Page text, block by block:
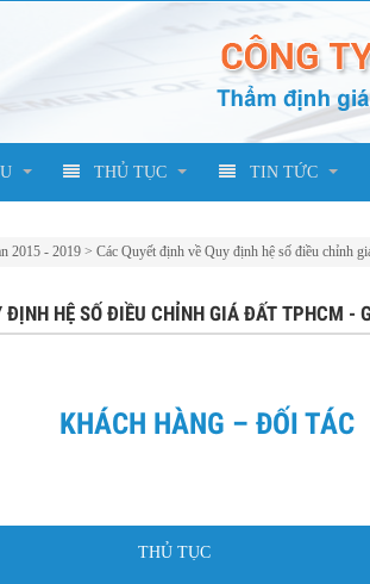
THỦ TỤC TIN TỨC
2015 - 2019 > Các Quyết định về Quy định hệ số điều chỉnh
ĐỊNH HỆ SỐ ĐIỀU CHỈNH GIÁ ĐẤT TPHCM
KHÁCH HÀNG – ĐỐI TÁC
THỦ TỤC